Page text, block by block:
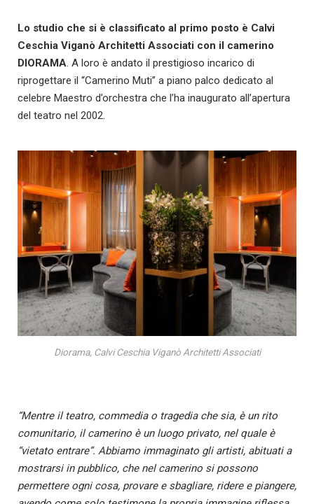
Lo studio che si è classificato al primo posto è Calvi
Ceschia Viganò Architetti Associati con il camerino
DIORAMA. A loro è andato il prestigioso incarico di
riprogettare il “Camerino Muti” a piano palco dedicato al
celebre Maestro d’orchestra che l’ha inaugurato all’apertura
del teatro nel 2002.
Diorama, Calvi Ceschia Viganò Architetti Associati
“Mentre il teatro, commedia o tragedia che sia, è un rito
comunitario, il camerino è un luogo privato, nel quale è
“vietato entrare”. Abbiamo immaginato gli artisti, abituati a
mostrarsi in pubblico, che nel camerino si possono
permettere ogni cosa, provare e sbagliare, ridere e piangere,